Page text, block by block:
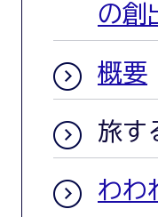
の創
概要
旅す
わわ